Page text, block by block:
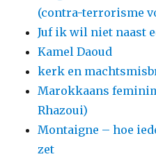
(contra-terrorisme
Juf ik wil niet naast
Kamel Daoud
kerk en
Marokkaans
Rhazoui)
Montaigne – hoe
zet